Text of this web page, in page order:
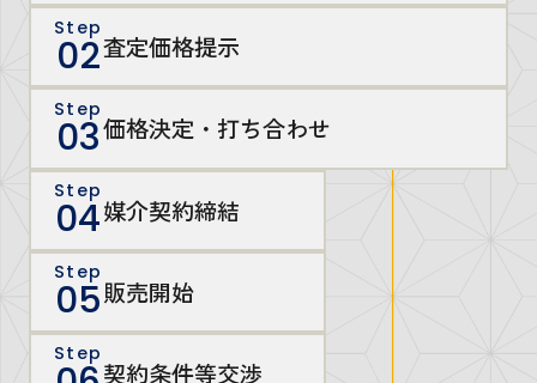
Step
02査定価格提示
Step
03価格決定・打ち合わせ
Step
04媒介契約締結
Step
05販売開始
Step
契約条件等交渉